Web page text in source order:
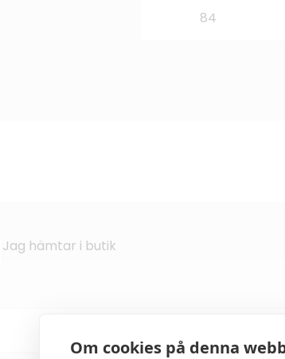
Om cookies på denna
Jag hämtar i butik